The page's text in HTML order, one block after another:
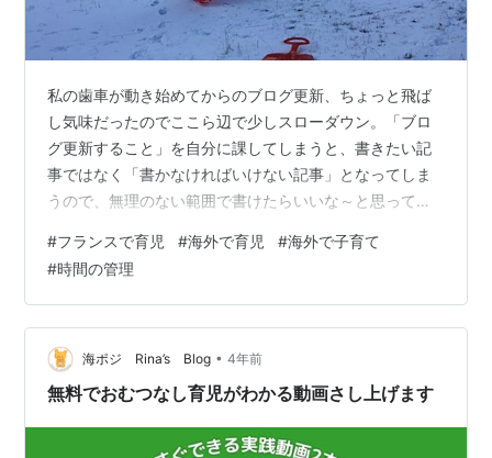
私の歯車が動き始めてからのブログ更新、ちょっと飛ば
し気味だったのでここら辺で少しスローダウン。「ブロ
グ更新すること」を自分に課してしまうと、書きたい記
事ではなく「書かなければいけない記事」となってしま
うので、無理のない範囲で書けたらいいな～と思ってる
から、ポエム？的なものをキャンパスノートに走り書き
してた。書かれている内容はと言えば、10代～20代前半
は「恋する乙女心」や「理不尽なことに対する怒り」、
20代後半になると「生きることへの自問自答」などな
ど。。今読み返すと恥ずかしすぎて全部燃やしてしまい
たい！って衝動に駆られるけど、私の大切な青春…
#フランスで育児 #海外で育児 #海外で子育て
#時間の管理
海ポジ Rina’s Blog • 4年前
無料でおむつなし育児がわかる動画さし上げます